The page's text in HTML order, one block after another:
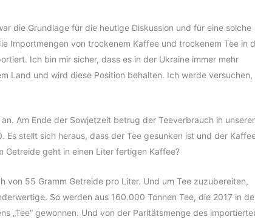
die Grundlage für die heutige Diskussion und für eine solche
Importmengen von trockenem Kaffee und trockenem Tee in
Ich bin mir sicher, dass es in der Ukraine immer mehr
Land und wird diese Position behalten. Ich werde versuchen,
Am Ende der Sowjetzeit betrug der Teeverbrauch in
stellt sich heraus, dass der Tee gesunken ist und der
Getreide geht in einen Liter fertigen Kaffee?
55 Gramm Getreide pro Liter. Und um Tee zuzubereiten,
So werden aus 160.000 Tonnen Tee, die 2017 in
„Tee“ gewonnen. Und von der Paritätsmenge des